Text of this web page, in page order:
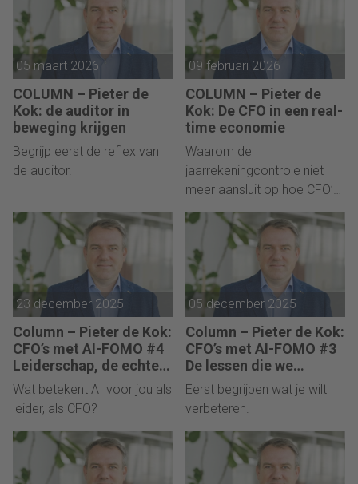
05 maart 2026
COLUMN – Pieter de
Kok: de auditor in
beweging krijgen
Begrijp eerst de reflex van
de auditor.
09 februari 2026
COLUMN – Pieter de
Kok: De CFO in een real-
time economie
Waarom de
jaarrekeningcontrole niet
meer aansluit op hoe CFO’s
sturen.
23 december 2025
Column – Pieter de Kok:
CFO’s met AI-FOMO #4
Leiderschap, de echte
uitdaging
Wat betekent AI voor jou als
leider, als CFO?
05 december 2025
Column – Pieter de Kok:
CFO’s met AI-FOMO #3
De lessen die we
leerden
Eerst begrijpen wat je wilt
verbeteren.